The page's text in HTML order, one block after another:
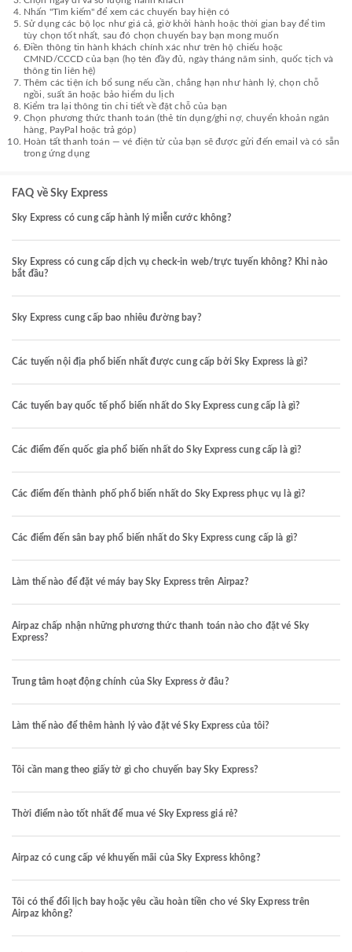
Nhấn "Tìm kiếm" để xem các chuyến bay hiện có
Sử dụng các bộ lọc như giá cả, giờ khởi hành hoặc thời gian bay để tìm
tùy chọn tốt nhất, sau đó chọn chuyến bay bạn mong muốn
Điền thông tin hành khách chính xác như trên hộ chiếu hoặc
CMND/CCCD của bạn (họ tên đầy đủ, ngày tháng năm sinh, quốc tịch và
thông tin liên hệ)
Thêm các tiện ích bổ sung nếu cần, chẳng hạn như hành lý, chọn chỗ
ngồi, suất ăn hoặc bảo hiểm du lịch
Kiểm tra lại thông tin chi tiết về đặt chỗ của bạn
Chọn phương thức thanh toán (thẻ tín dụng/ghi nợ, chuyển khoản ngân
hàng, PayPal hoặc trả góp)
Hoàn tất thanh toán — vé điện tử của bạn sẽ được gửi đến email và có sẵn
trong ứng dụng
FAQ về Sky Express
Sky Express có cung cấp hành lý miễn cước không?
Sky Express có cung cấp dịch vụ check-in web/trực tuyến không? Khi nào
bắt đầu?
Sky Express cung cấp bao nhiêu đường bay?
Các tuyến nội địa phổ biến nhất được cung cấp bởi Sky Express là gì?
Các tuyến bay quốc tế phổ biến nhất do Sky Express cung cấp là gì?
Các điểm đến quốc gia phổ biến nhất do Sky Express cung cấp là gì?
Các điểm đến thành phố phổ biến nhất do Sky Express phục vụ là gì?
Các điểm đến sân bay phổ biến nhất do Sky Express cung cấp là gì?
Làm thế nào để đặt vé máy bay Sky Express trên Airpaz?
Airpaz chấp nhận những phương thức thanh toán nào cho đặt vé Sky
Express?
Trung tâm hoạt động chính của Sky Express ở đâu?
Làm thế nào để thêm hành lý vào đặt vé Sky Express của tôi?
Tôi cần mang theo giấy tờ gì cho chuyến bay Sky Express?
Thời điểm nào tốt nhất để mua vé Sky Express giá rẻ?
Airpaz có cung cấp vé khuyến mãi của Sky Express không?
Tôi có thể đổi lịch bay hoặc yêu cầu hoàn tiền cho vé Sky Express trên
Airpaz không?